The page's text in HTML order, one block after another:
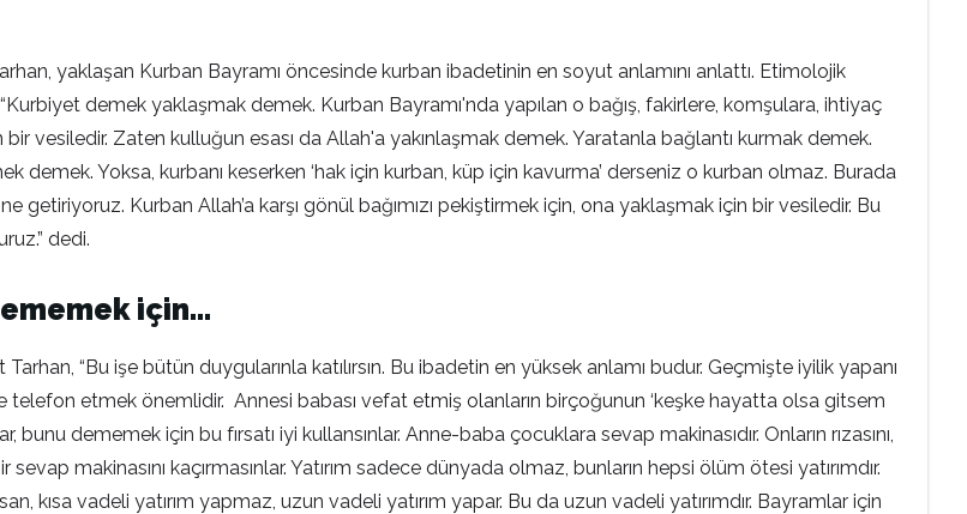
yaklaşan Kurban Bayramı öncesinde kurban ibadetinin en soyut anlamını anlattı. Etimolojik
demek yaklaşmak demek. Kurban Bayramı'nda yapılan o bağış, fakirlere, komşulara, ihtiyaç
vesiledir. Zaten kulluğun esası da Allah'a yakınlaşmak demek. Yaratanla bağlantı kurmak demek.
Yoksa, kurbanı keserken ‘hak için kurban, küp için kavurma’ derseniz o kurban olmaz. Burada
Kurban Allah’a karşı gönül bağımızı pekiştirmek için, ona yaklaşmak için bir vesiledir. Bu
dedi.
için…
“Bu işe bütün duygularınla katılırsın. Bu ibadetin en yüksek anlamı budur. Geçmişte iyilik yapanı
etmek önemlidir. Annesi babası vefat etmiş olanların birçoğunun ‘keşke hayatta olsa gitsem
dememek için bu fırsatı iyi kullansınlar. Anne-baba çocuklara sevap makinasıdır. Onların rızasını,
makinasını kaçırmasınlar. Yatırım sadece dünyada olmaz, bunların hepsi ölüm ötesi yatırımdır.
kısa vadeli yatırım yapmaz, uzun vadeli yatırım yapar. Bu da uzun vadeli yatırımdır. Bayramlar için